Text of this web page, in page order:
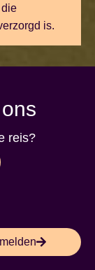
die
is.
reis?